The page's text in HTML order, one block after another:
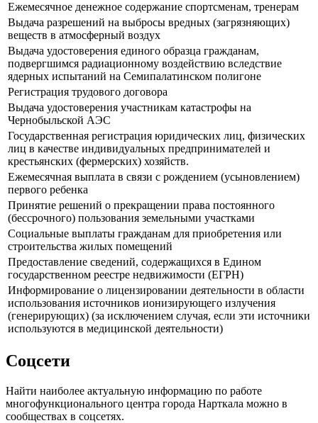
Ежемесячное денежное содержание спортсменам, тренерам
Выдача разрешений на выбросы вредных (загрязняющих)
веществ в атмосферный воздух
Выдача удостоверения единого образца гражданам,
подвергшимся радиационному воздействию вследствие
ядерных испытаний на Семипалатинском полигоне
Регистрация трудового договора
Выдача удостоверения участникам катастрофы на
Чернобыльской АЭС
Государственная регистрация юридических лиц, физических
лиц в качестве индивидуальных предпринимателей и
крестьянских (фермерских) хозяйств.
Ежемесячная выплата в связи с рождением (усыновлением)
первого ребенка
Принятие решений о прекращении права постоянного
(бессрочного) пользования земельными участками
Социальные выплаты гражданам для приобретения или
строительства жилых помещений
Предоставление сведений, содержащихся в Едином
государственном реестре недвижимости (ЕГРН)
Информирование о лицензировании деятельности в области
использования источников ионизирующего излучения
(генерирующих) (за исключением случая, если эти источники
используются в медицинской деятельности)
Соцсети
Найти наиболее актуальную информацию по работе
многофункционального центра города Нарткала можно в
сообществах в соцсетях.